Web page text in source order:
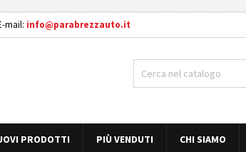
mail: info@parabrezzauto.it
PRODOTTI PIÙ VENDUTI CHI SIAMO